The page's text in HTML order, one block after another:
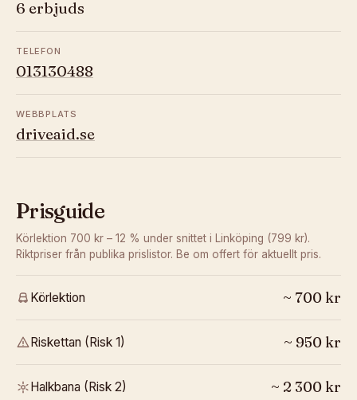
6 erbjuds
TELEFON
013130488
WEBBPLATS
driveaid.se
Prisguide
Körlektion 700 kr – 12 % under snittet i Linköping (799 kr).
Riktpriser från publika prislistor. Be om offert för aktuellt pris.
Körlektion ~ 700 kr
Riskettan (Risk 1) ~ 950 kr
Halkbana (Risk 2) ~ 2 300 kr